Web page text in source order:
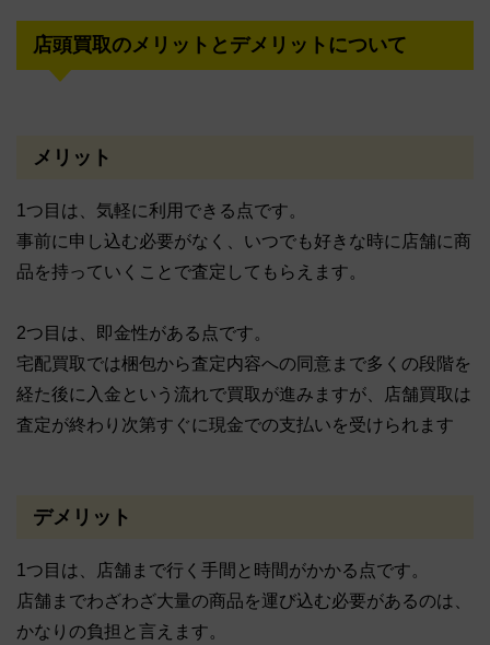
店頭買取のメリットとデメリットについて
メリット
1つ目は、気軽に利用できる点です。
事前に申し込む必要がなく、いつでも好きな時に店舗に商
品を持っていくことで査定してもらえます。
2つ目は、即金性がある点です。
宅配買取では梱包から査定内容への同意まで多くの段階を
経た後に入金という流れで買取が進みますが、店舗買取は
査定が終わり次第すぐに現金での支払いを受けられます
デメリット
1つ目は、店舗まで行く手間と時間がかかる点です。
店舗までわざわざ大量の商品を運び込む必要があるのは、
かなりの負担と言えます。